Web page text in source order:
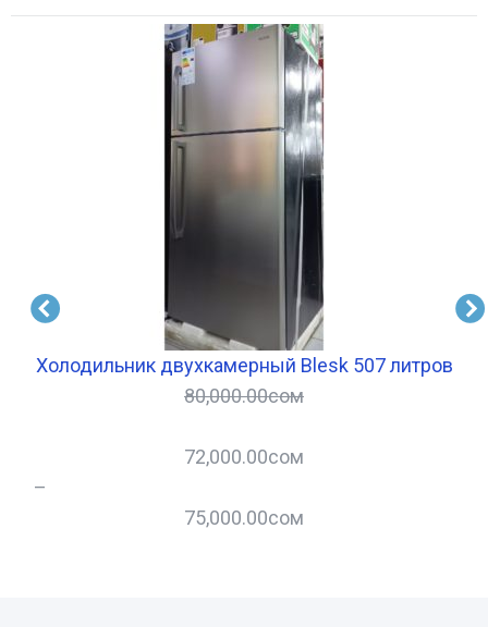
Холодильник двухкамерный Blesk 507 литров
80,000.00сом
72,000.00сом
–
75,000.00сом